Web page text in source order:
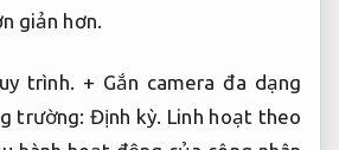
giản hơn.
trình.
+ Gắn camera đa dạng
trường: Định kỳ. Linh hoạt theo